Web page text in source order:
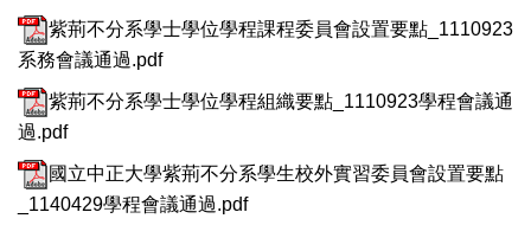
紫荊不分系學士學位學程課程委員會設置要點_1110923
系務會議通過.pdf
紫荊不分系學士學位學程組織要點_1110923學程會議通
過.pdf
國立中正大學紫荊不分系學生校外實習委員會設置要點
_1140429學程會議通過.pdf